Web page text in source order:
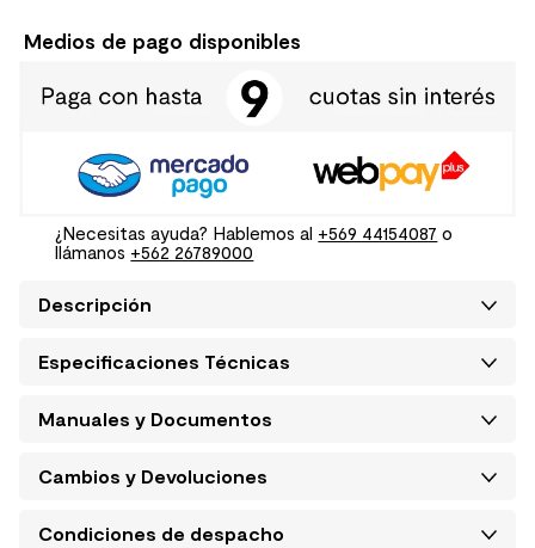
Medios de pago disponibles
¿Necesitas ayuda? Hablemos al +569 44154087 o
llámanos +562 26789000
Descripción
Especificaciones Técnicas
Manuales y Documentos
Cambios y Devoluciones
Condiciones de despacho